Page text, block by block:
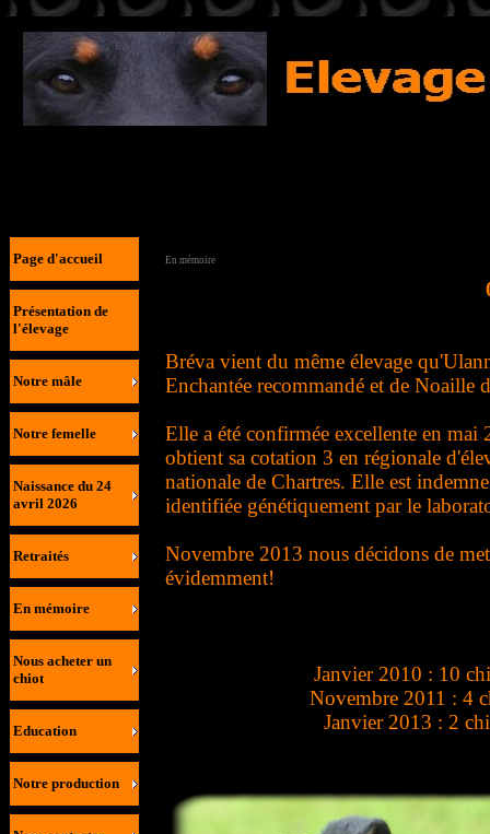
Page d'accueil
Présentation de
l'élevage
Notre mâle
Notre femelle
Naissance du 24
avril 2026
Retraités
En mémoire
Nous acheter un
chiot
Education
Notre production
En mémoire
Bréva vient du même élevage
Enchantée recommandé et de Noaille
Elle a été confirmée excellente en
obtient sa cotation 3 en régionale
nationale de Chartres. Elle est
identifiée génétiquement par le
Novembre 2013 nous décidons de
évidemment!
Janvier 2010 : 10
Novembre 2011 : 4
Janvier 2013 : 2